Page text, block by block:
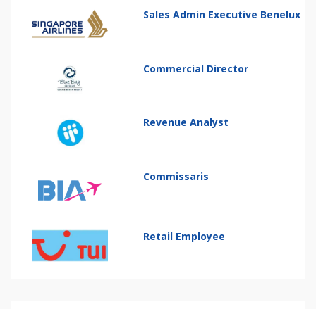
Sales Admin Executive Benelux
Commercial Director
Revenue Analyst
Commissaris
Retail Employee